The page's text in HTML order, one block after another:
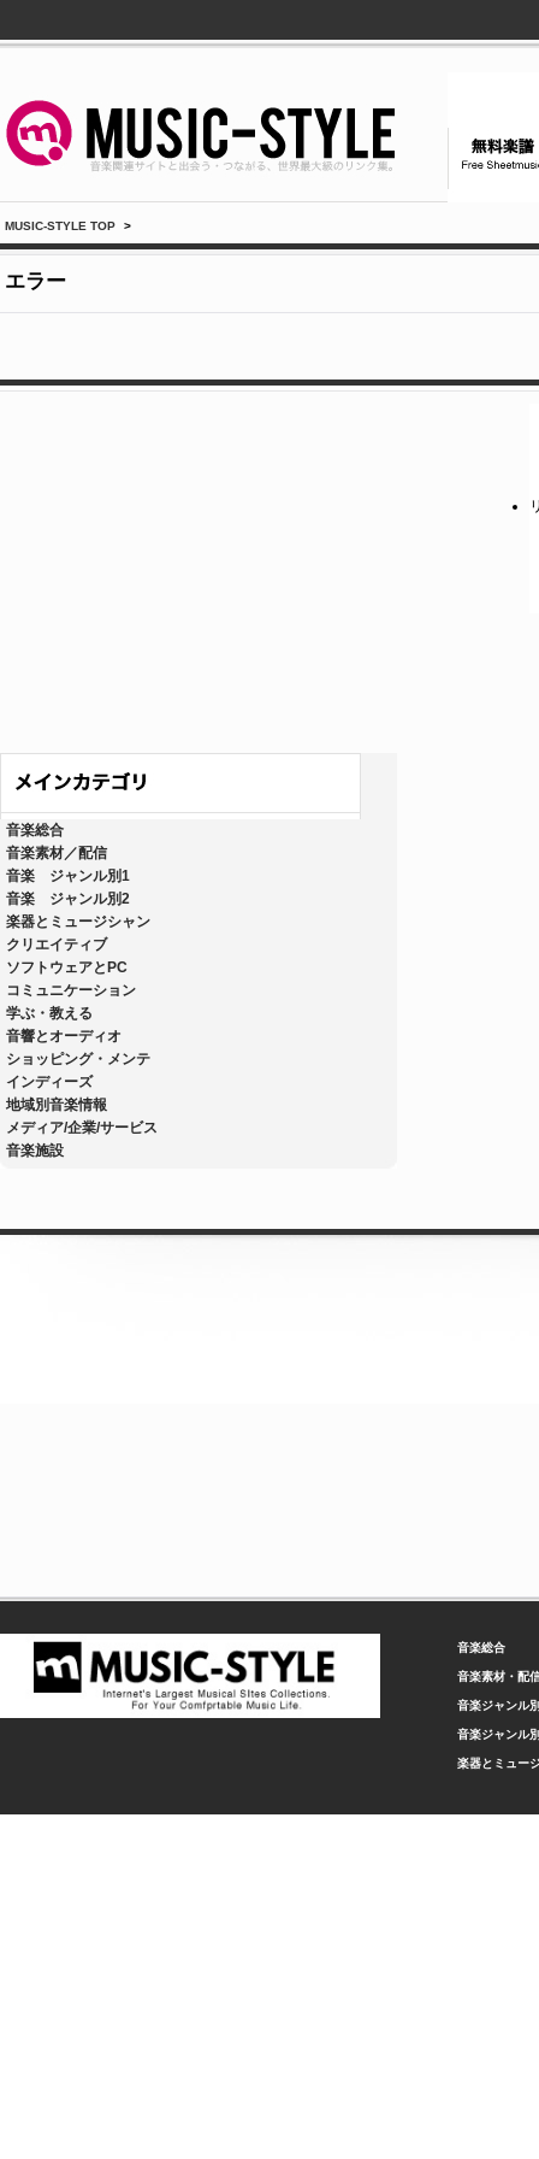
MUSIC-STYLE TOP >
エラー
音楽総合
音楽素材／配信
音楽 ジャンル別1
音楽 ジャンル別2
楽器とミュージシャン
クリエイティブ
ソフトウェアとPC
コミュニケーション
学ぶ・教える
音響とオーディオ
ショッピング・メンテ
インディーズ
地域別音楽情報
メディア/企業/サービス
音楽施設
音楽総合
音楽素材・配
音楽ジャンル
音楽ジャンル
楽器とミュー